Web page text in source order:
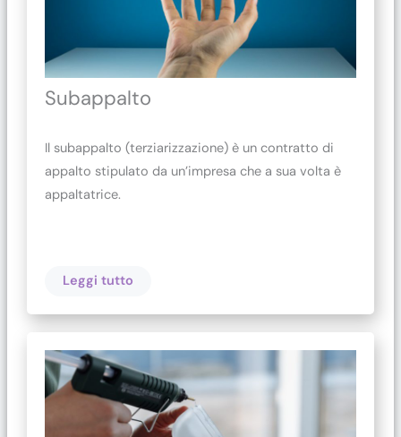
Subappalto
Il subappalto (terziarizzazione) è un contratto di
appalto stipulato da un’impresa che a sua volta è
appaltatrice.
Leggi tutto